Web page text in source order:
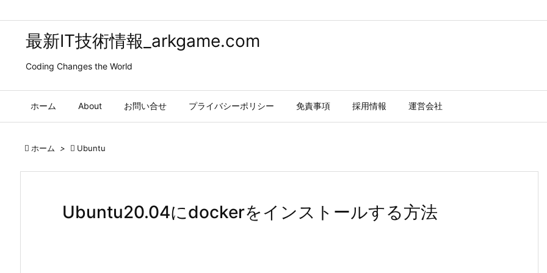
最新IT技術情報_arkgame.com
Coding Changes the World
ホーム About お問い合せ プライバシーポリシー 免責事項 採用情報 運営会社
 ホーム >  Ubuntu
Ubuntu20.04にdockerをインストールする方法